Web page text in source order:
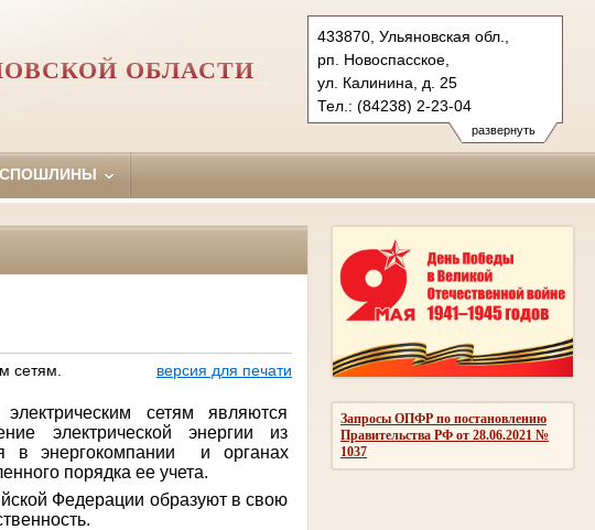
развернуть
433870, Ульяновская обл.,
рп. Новоспасское,
ул. Калинина, д. 25
Тел.: (84238) 2-23-04
novospasskiy.uln@sudrf.ru
ОБЛАСТИ
Запросы ОПФР по постановлению
Правительства РФ от 28.06.2021 №
1037
сетям.
версия для печати
сетям являются
электрической энергии из
в энергокомпании
и органах
порядка ее учета.
Федерации образуют в свою